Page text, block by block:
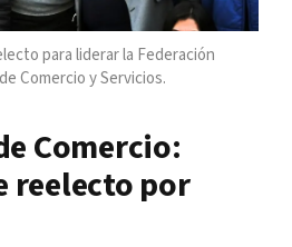
para liderar la Federación
Comercio y Servicios.
Comercio:
reelecto por